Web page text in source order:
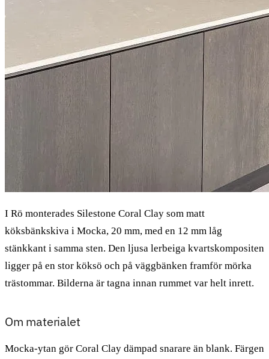
I Rö monterades Silestone Coral Clay som matt
köksbänkskiva i Mocka, 20 mm, med en 12 mm låg
stänkkant i samma sten. Den ljusa lerbeiga kvartskompositen
ligger på en stor köksö och på väggbänken framför mörka
trästommar. Bilderna är tagna innan rummet var helt inrett.
Om materialet
Mocka-ytan gör Coral Clay dämpad snarare än blank. Färgen